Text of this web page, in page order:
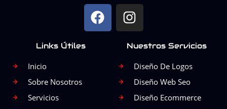
F
a
c
I
n
s
t
a
g
Links Útiles
Inicio
Sobre Nosotros
Servicios
Nuestros Servicios
Diseño De Logos
Diseño Web Seo
Diseño Ecommerce